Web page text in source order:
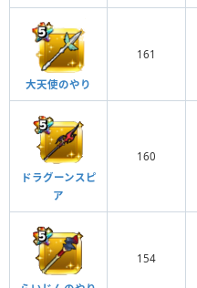
大天使のやり
161
ドラグーンスピ
ア
160
154